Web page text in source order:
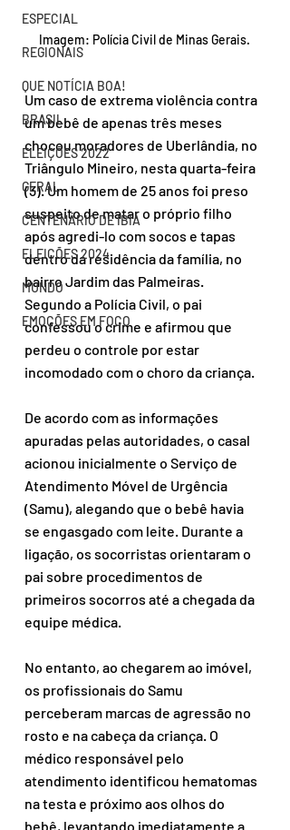
ESPECIAL
REGIONAIS
QUE NOTÍCIA BOA!
BRASIL
ELEIÇÕES 2022
GERAL
CENTENÁRIO DE IBIÁ
ELEIÇÕES 2024
MUNDO
EMOÇÕES EM FOCO
Imagem: Polícia Civil de Minas Gerais.
Um caso de extrema violência contra
um bebê de apenas três meses
chocou moradores de Uberlândia, no
Triângulo Mineiro, nesta quarta-feira
(3). Um homem de 25 anos foi preso
suspeito de matar o próprio filho
após agredi-lo com socos e tapas
dentro da residência da família, no
bairro Jardim das Palmeiras.
Segundo a Polícia Civil, o pai
confessou o crime e afirmou que
perdeu o controle por estar
incomodado com o choro da criança.
De acordo com as informações
apuradas pelas autoridades, o casal
acionou inicialmente o Serviço de
Atendimento Móvel de Urgência
(Samu), alegando que o bebê havia
se engasgado com leite. Durante a
ligação, os socorristas orientaram o
pai sobre procedimentos de
primeiros socorros até a chegada da
equipe médica.
No entanto, ao chegarem ao imóvel,
os profissionais do Samu
perceberam marcas de agressão no
rosto e na cabeça da criança. O
médico responsável pelo
atendimento identificou hematomas
na testa e próximo aos olhos do
bebê, levantando imediatamente a